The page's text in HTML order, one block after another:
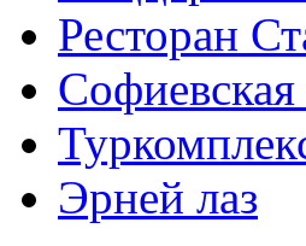
Ресторан
Эрней лаз